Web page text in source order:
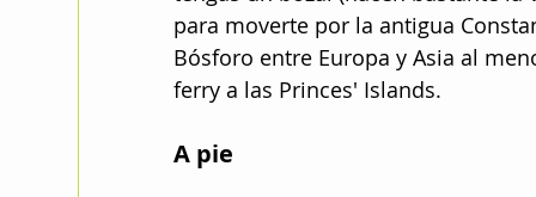
para moverte por la antigua
Bósforo entre Europa y Asia al
ferry a las Princes' Islands.
A pie